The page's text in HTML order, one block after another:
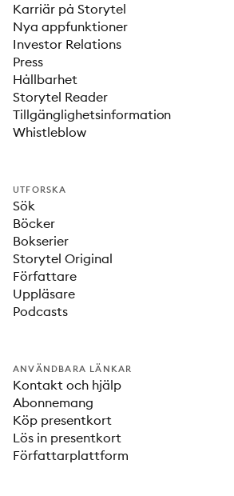
Karriär på Storytel
Nya appfunktioner
Investor Relations
Press
Hållbarhet
Storytel Reader
Tillgänglighetsinformation
Whistleblow
UTFORSKA
Sök
Böcker
Bokserier
Storytel Original
Författare
Uppläsare
Podcasts
ANVÄNDBARA LÄNKAR
Kontakt och hjälp
Abonnemang
Köp presentkort
Lös in presentkort
Författarplattform